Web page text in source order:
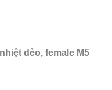
dẻo, female M5